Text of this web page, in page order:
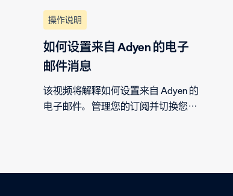
操作说明
如何设置来自 Adyen 的电子
邮件消息
该视频将解释如何设置来自 Adyen 的
电子邮件。管理您的订阅并切换您想